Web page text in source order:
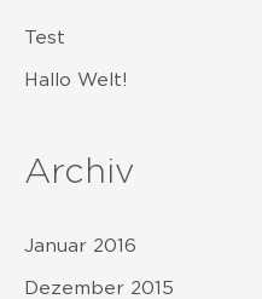
n
n
Test
Hallo Welt!
Archiv
Januar 2016
Dezember 2015